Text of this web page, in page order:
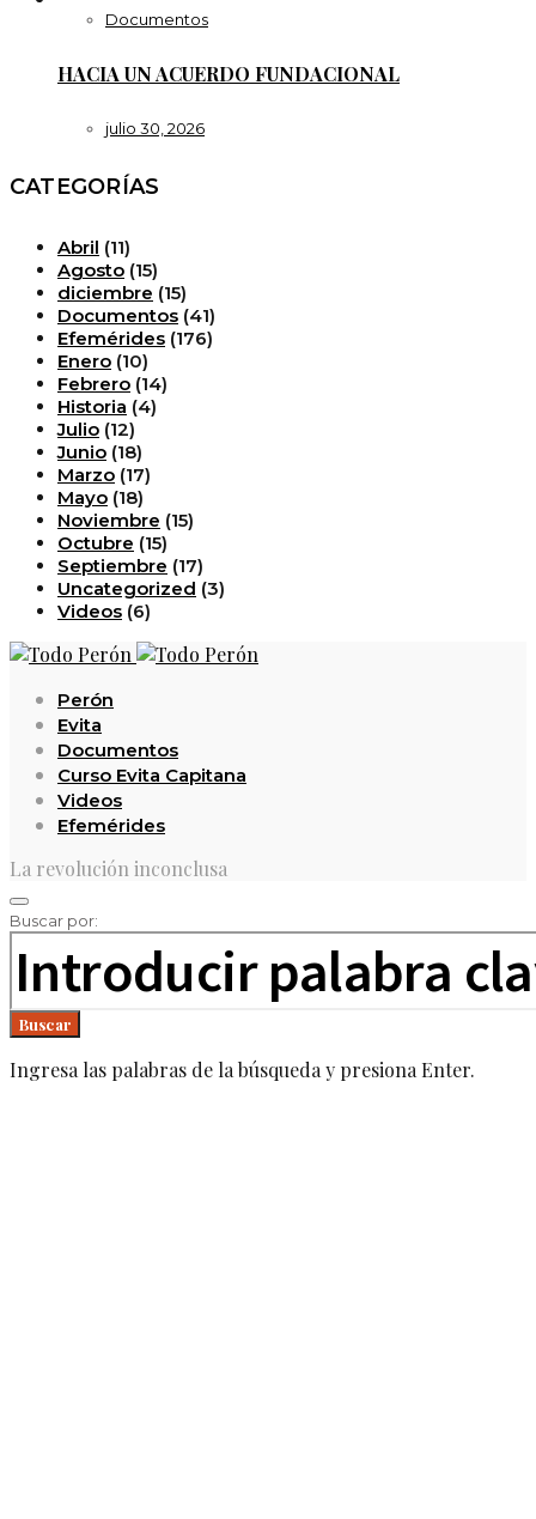
Documentos
HACIA UN ACUERDO FUNDACIONAL
julio 30, 2026
CATEGORÍAS
Abril (11)
Agosto (15)
diciembre (15)
Documentos (41)
Efemérides (176)
Enero (10)
Febrero (14)
Historia (4)
Julio (12)
Junio (18)
Marzo (17)
Mayo (18)
Noviembre (15)
Octubre (15)
Septiembre (17)
Uncategorized (3)
Videos (6)
Perón
Evita
Documentos
Curso Evita Capitana
Videos
Efemérides
La revolución inconclusa
Buscar por:
Buscar
Ingresa las palabras de la búsqueda y presiona Enter.